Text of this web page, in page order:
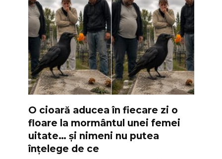
O cioară aducea în fiecare zi o
floare la mormântul unei femei
uitate… și nimeni nu putea
înțelege de ce